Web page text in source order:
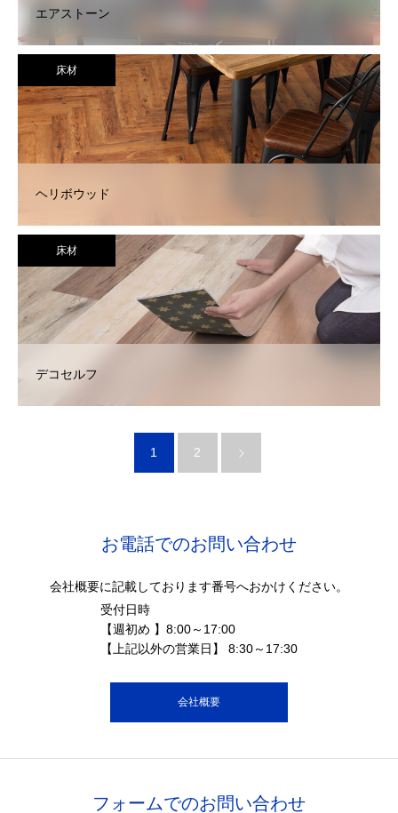
エアストーン
床材
ヘリボウッド
床材
デコセルフ
1 2
お電話でのお問い合わせ
会社概要に記載しております番号へおかけください。
受付日時
【週初め 】8:00～17:00
【上記以外の営業日】 8:30～17:30
会社概要
フォームでのお問い合わせ